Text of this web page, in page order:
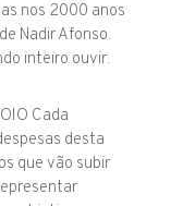
nos 2000 anos
Nadir Afonso.
inteiro ouvir.
Cada
desta
que vão subir